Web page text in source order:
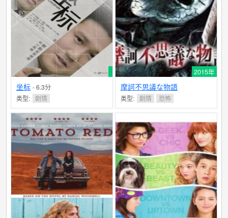
坐标 - 6.3分
类型: 剧情
2015年
摩訶不思議な物語
类型: 剧情 恐怖